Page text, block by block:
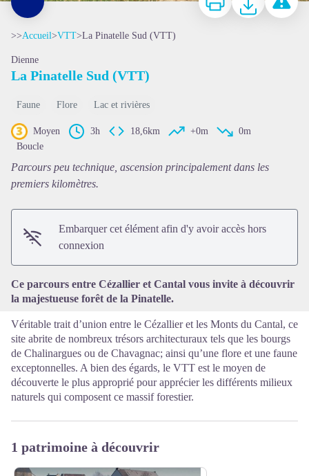
Voir l'image en plein écran
>>Accueil>VTT>La Pinatelle Sud (VTT)
Dienne
La Pinatelle Sud (VTT)
Faune Flore Lac et rivières
Moyen 3h 18,6km +0m
0m
Boucle
Parcours peu technique, ascension principalement dans les
premiers kilomètres.
Embarquer cet élément afin d'y avoir accès hors
connexion
Ce parcours entre Cézallier et Cantal vous invite à découvrir
la majestueuse forêt de la Pinatelle.
Véritable trait d’union entre le Cézallier et les Monts du Cantal, ce
site abrite de nombreux trésors architecturaux tels que les bourgs
de Chalinargues ou de Chavagnac; ainsi qu’une flore et une faune
exceptonnelles. A bien des égards, le VTT est le moyen de
découverte le plus approprié pour apprécier les différents milieux
naturels qui composent ce massif forestier.
1 patrimoine à découvrir